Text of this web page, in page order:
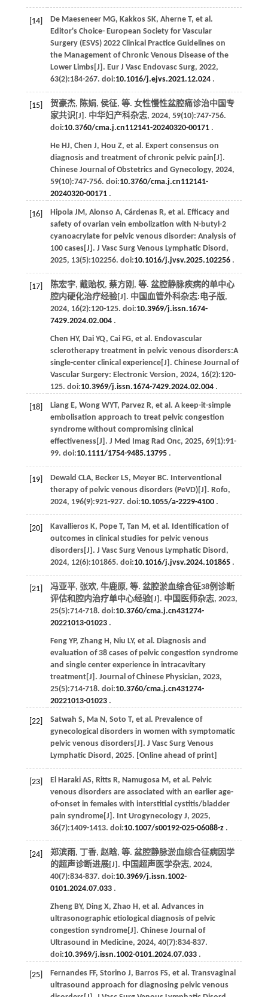
[14] De Maeseneer MG, Kakkos SK, Aherne T, et al .
Editor's Choice- European Society for Vascular
Surgery (ESVS) 2022 Clinical Practice Guidelines on
the Management of Chronic Venous Disease of the
Lower Limbs[J]. Eur J Vasc Endovasc Surg, 2022,
63(2):184-267. doi:10.1016/j.ejvs.2021.12.024.
[15] 贺豪杰, 陈娟, 侯征, 等. 女性慢性盆腔痛诊治中国专
家共识[J]. 中华妇产科杂志, 2024, 59(10):747-756.
doi:10.3760/cma.j.cn112141-20240320-00171.
He HJ, Chen J, Hou Z, et al . Expert consensus on
diagnosis and treatment of chronic pelvic pain[J].
Chinese Journal of Obstetrics and Gynecology, 2024,
59(10):747-756. doi:10.3760/cma.j.cn112141-
20240320-00171.
[16] Hipola JM , Alonso A, Cárdenas R, et al . Efficacy and
safety of ovarian vein embolization with N-butyl-2
cyanoacrylate for pelvic venous disorder: Analysis of
100 cases[J]. J Vasc Surg Venous Lymphatic Disord ,
2025, 13(5):102256. doi:10.1016/j.jvsv.2025.102256.
[17] 陈宏宇, 戴贻权, 蔡方刚, 等. 盆腔静脉疾病的单中心
腔内硬化治疗经验[J]. 中国血管外科杂志:电子版,
2024, 16(2):120-125. doi:10.3969/j.issn.1674-
7429.2024.02.004.
Chen HY, Dai YQ, Cai FG, et al . Endovascular
sclerotherapy treatment in pelvic venous disorders:A
single-center clinical experience[J]. Chinese Journal of
Vascular Surgery: Electronic Version, 2024, 16(2):120-
125. doi:10.3969/j.issn.1674-7429.2024.02.004.
[18] Liang E, Wong WYT, Parvez R, et al . A keep-it-simple
embolisation approach to treat pelvic congestion
syndrome without compromising clinical
effectiveness[J]. J Med Imag Rad Onc, 2025, 69(1):91-
99. doi:10.1111/1754-9485.13795.
[19] Dewald CLA, Becker LS, Meyer BC. Interventional
therapy of pelvic venous disorders (PeVD)[J]. Rofo,
2024, 196(9):921-927. doi:10.1055/a-2229-4100.
[20] Kavallieros K, Pope T, Tan M , et al . Identification of
outcomes in clinical studies for pelvic venous
disorders[J]. J Vasc Surg Venous Lymphatic Disord ,
2024, 12(6):101865. doi:10.1016/j.jvsv.2024.101865.
[21] 冯亚平, 张欢, 牛鹿原, 等. 盆腔淤血综合征38例诊断
评估和腔内治疗单中心经验[J]. 中国医师杂志, 2023,
25(5):714-718. doi:10.3760/cma.j.cn431274-
20221013-01023.
Feng YP, Zhang H , Niu LY, et al . Diagnosis and
evaluation of 38 cases of pelvic congestion syndrome
and single center experience in intracavitary
treatment[J]. Journal of Chinese Physician, 2023,
25(5):714-718. doi:10.3760/cma.j.cn431274-
20221013-01023.
[22] Satwah S, Ma N , Soto T, et al . Prevalence of
gynecological disorders in women with symptomatic
pelvic venous disorders[J]. J Vasc Surg Venous
Lymphatic Disord , 2025. [Online ahead of print]
[23] El Haraki AS, Ritts R, Namugosa M , et al . Pelvic
venous disorders are associated with an earlier age-
of-onset in females with interstitial cystitis/bladder
pain syndrome[J]. Int Urogynecology J, 2025,
36(7):1409-1413. doi:10.1007/s00192-025-06088-z.
[24] 郑滨雨, 丁香, 赵晗, 等. 盆腔静脉淤血综合征病因学
的超声诊断进展[J]. 中国超声医学杂志, 2024,
40(7):834-837. doi:10.3969/j.issn.1002-
0101.2024.07.033.
Zheng BY, Ding X, Zhao H , et al . Advances in
ultrasonographic etiological diagnosis of pelvic
congestion syndrome[J]. Chinese Journal of
Ultrasound in Medicine, 2024, 40(7):834-837.
doi:10.3969/j.issn.1002-0101.2024.07.033.
[25] Fernandes FF, Storino J, Barros FS, et al . Transvaginal
ultrasound approach for diagnosing pelvic venous